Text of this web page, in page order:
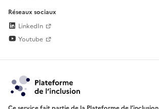
Réseaux sociaux
LinkedIn
Youtube